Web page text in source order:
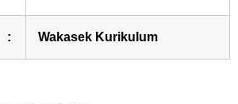
: Wakasek Kurikulum